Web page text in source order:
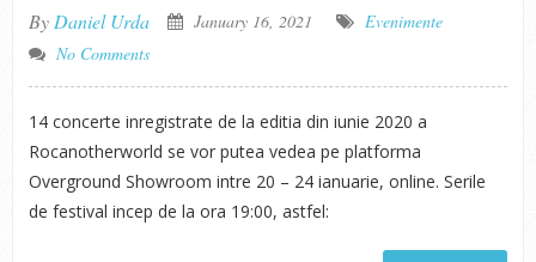
By Daniel Urda January 16, 2021
Evenimente
No Comments
14 concerte inregistrate de la editia din iunie 2020 a
Rocanotherworld se vor putea vedea pe platforma
Overground Showroom intre 20 – 24 ianuarie, online. Serile
de festival incep de la ora 19:00, astfel: